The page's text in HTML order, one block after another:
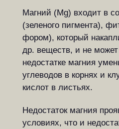
Магний (Mg) входит в
(зеленого пигмента),
фо­ром), ко­то­рый
др. ве­ществ, и не
не­до­стат­ке маг­ния
уг­ле­во­дов в кор­нях и
кис­лот в ли­с­ть­ях.
Недостаток магния
условиях, что и